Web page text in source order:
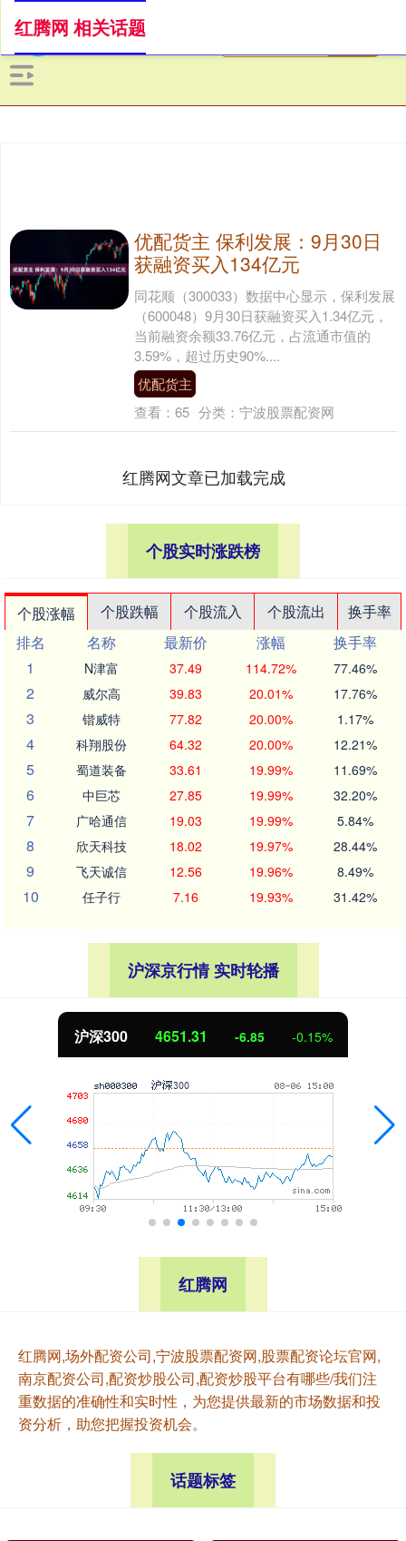
红腾网 相关话题
优配货主 保利发展：9月30日
获融资买入134亿元
同花顺（300033）数据中心显示，保利发展
（600048）9月30日获融资买入1.34亿元，
当前融资余额33.76亿元，占流通市值的
3.59%，超过历史90%....
优配货主
查看： 65 分类： 宁波股票配资网
红腾网文章已加载完成
个股实时涨跌榜
个股涨幅 个股跌幅 个股流入 个股流出
换手率
排名
名称 最新价 涨幅
换手率
1
N津富 37.49 114.72% 77.46%
2 威尔高 39.83 20.01% 17.76%
3 锴威特 77.82 20.00% 1.17%
4 科翔股份 64.32 20.00% 12.21%
5 蜀道装备 33.61 19.99% 11.69%
6 中巨芯 27.85 19.99% 32.20%
7 广哈通信 19.03 19.99% 5.84%
8 欣天科技 18.02 19.97% 28.44%
9 飞天诚信 12.56 19.96% 8.49%
10 任子行 7.16 19.93% 31.42%
沪深京行情 实时轮播
沪深300 4651.31 -6.85 -0.15%
红腾网
红腾网,场外配资公司,宁波股票配资网,股票配资论坛官网,
南京配资公司,配资炒股公司,配资炒股平台有哪些/我们注
重数据的准确性和实时性，为您提供最新的市场数据和投
资分析，助您把握投资机会。
话题标签